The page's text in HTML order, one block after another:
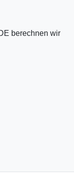
berechnen wir